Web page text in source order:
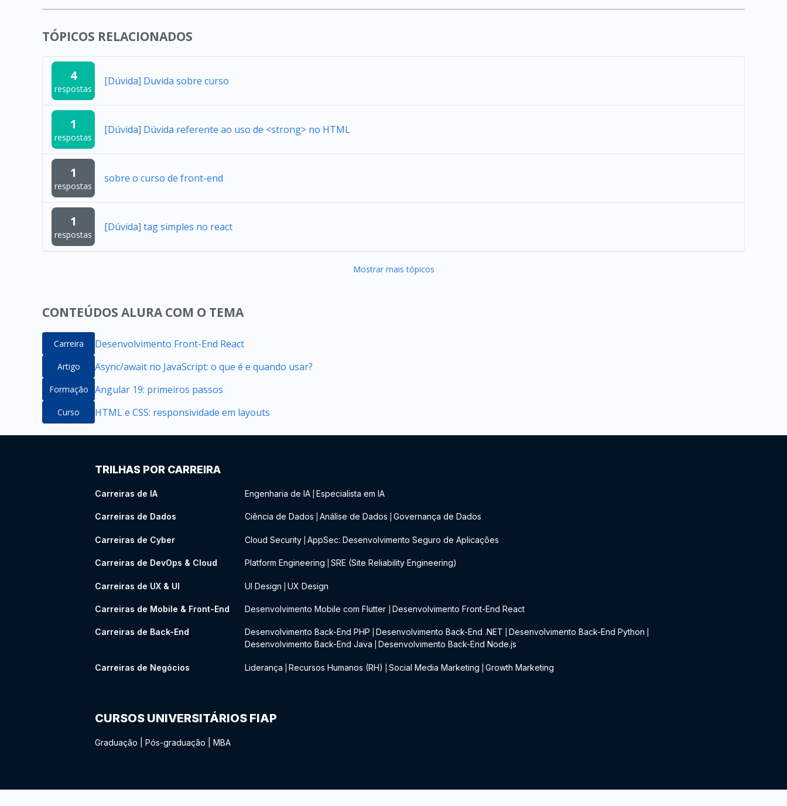
TÓPICOS RELACIONADOS
4
respostas
[Dúvida] Duvida sobre curso
1
respostas
[Dúvida] Dúvida referente ao uso de <strong> no HTML
1
respostas
sobre o curso de front-end
1
respostas
[Dúvida] tag simples no react
Mostrar mais tópicos
CONTEÚDOS ALURA COM O TEMA
Carreira Desenvolvimento Front-End React
Artigo Async/await no JavaScript: o que é e quando usar?
Formação Angular 19: primeiros passos
Curso HTML e CSS: responsividade em layouts
TRILHAS POR CARREIRA
Carreiras de IA Engenharia de IA Especialista em IA
Carreiras de Dados Ciência de Dados Análise de Dados Governança de Dados
Carreiras de Cyber Cloud Security AppSec: Desenvolvimento Seguro de Aplicações
Carreiras de DevOps & Cloud Platform Engineering SRE (Site Reliability Engineering)
Carreiras de UX & UI UI Design UX Design
Carreiras de Mobile & Front-End Desenvolvimento Mobile com Flutter Desenvolvimento Front-End React
Carreiras de Back-End Desenvolvimento Back-End PHP Desenvolvimento Back-End .NET Desenvolvimento Back-End Python
Desenvolvimento Back-End Java Desenvolvimento Back-End Node.js
Carreiras de Negócios Liderança Recursos Humanos (RH) Social Media Marketing Growth Marketing
CURSOS UNIVERSITÁRIOS FIAP
Graduação Pós-graduação MBA